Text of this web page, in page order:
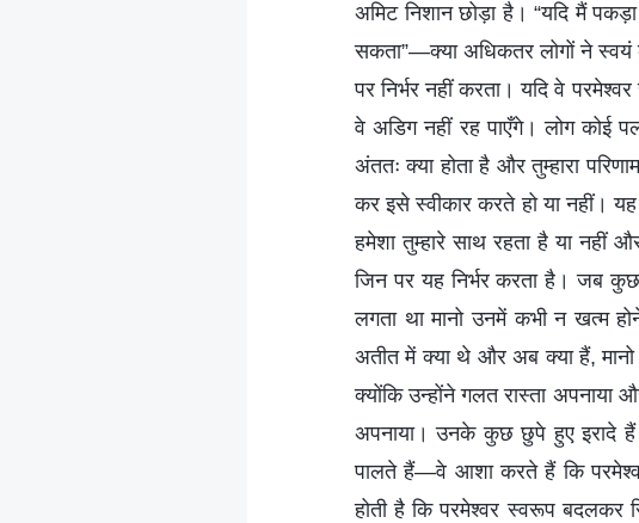
अमिट निशान छोड़ा है। “यदि मैं
सकता”—क्या अधिकतर लोगों ने स्वयं
पर निर्भर नहीं करता। यदि वे
वे अडिग नहीं रह पाएँगे। लोग कोई
अंततः क्या होता है और तुम्‍हारा
कर इसे स्‍वीकार करते हो या नहीं।
हमेशा तुम्‍हारे साथ रहता है या नहीं
जिन पर यह निर्भर करता है। जब
लगता था मानो उनमें कभी न खत्‍म
अतीत में क्या थे और अब क्या हैं, मानो
क्योंकि उन्होंने गलत रास्ता अपनाया
अपनाया। उनके कुछ छुपे हुए इरादे
पालते हैं—वे आशा करते हैं कि
होती है कि परमेश्वर स्‍वरूप बदलकर